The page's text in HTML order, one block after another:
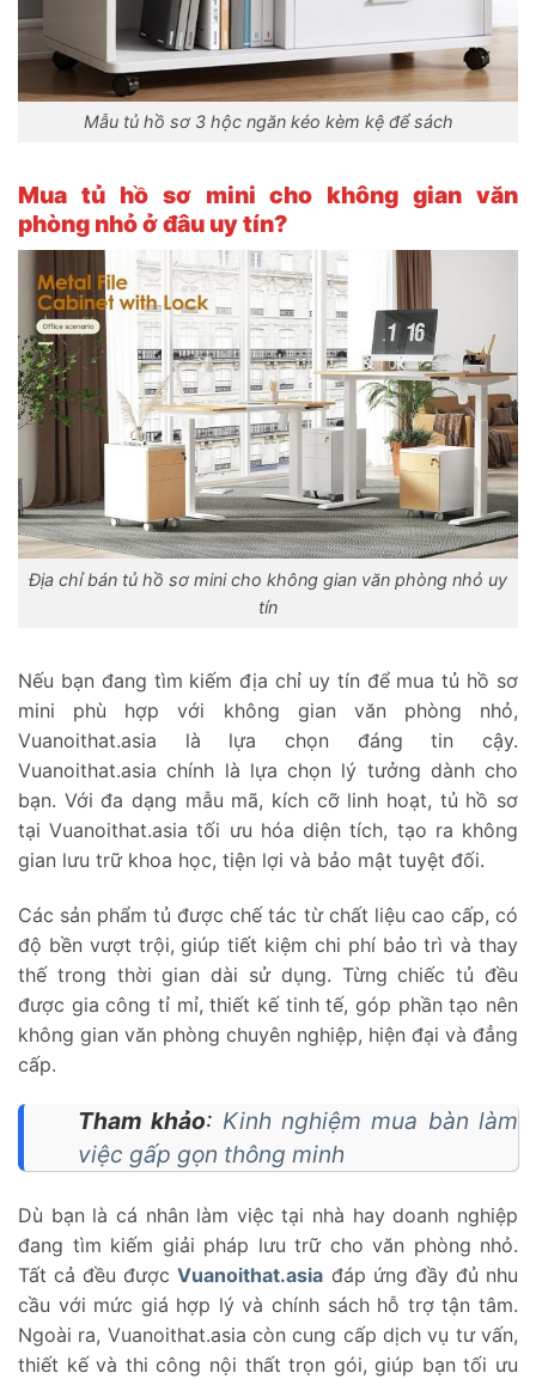
Mẫu tủ hồ sơ 3 hộc ngăn kéo kèm kệ để sách
Mua tủ hồ sơ mini cho không gian văn
phòng nhỏ ở đâu uy tín?
Địa chỉ bán tủ hồ sơ mini cho không gian văn phòng nhỏ uy
tín
Nếu bạn đang tìm kiếm địa chỉ uy tín để mua tủ hồ sơ
mini phù hợp với không gian văn phòng nhỏ,
Vuanoithat.asia là lựa chọn đáng tin cậy.
Vuanoithat.asia chính là lựa chọn lý tưởng dành cho
bạn. Với đa dạng mẫu mã, kích cỡ linh hoạt, tủ hồ sơ
tại Vuanoithat.asia tối ưu hóa diện tích, tạo ra không
gian lưu trữ khoa học, tiện lợi và bảo mật tuyệt đối.
Các sản phẩm tủ được chế tác từ chất liệu cao cấp, có
độ bền vượt trội, giúp tiết kiệm chi phí bảo trì và thay
thế trong thời gian dài sử dụng. Từng chiếc tủ đều
được gia công tỉ mỉ, thiết kế tinh tế, góp phần tạo nên
không gian văn phòng chuyên nghiệp, hiện đại và đẳng
cấp.
Tham khảo: Kinh nghiệm mua bàn làm
việc gấp gọn thông minh
Dù bạn là cá nhân làm việc tại nhà hay doanh nghiệp
đang tìm kiếm giải pháp lưu trữ cho văn phòng nhỏ.
Tất cả đều đượcVuanoithat.asia đáp ứng đầy đủ nhu
cầu với mức giá hợp lý và chính sách hỗ trợ tận tâm.
Ngoài ra, Vuanoithat.asia còn cung cấp dịch vụ tư vấn,
thiết kế và thi công nội thất trọn gói, giúp bạn tối ưu